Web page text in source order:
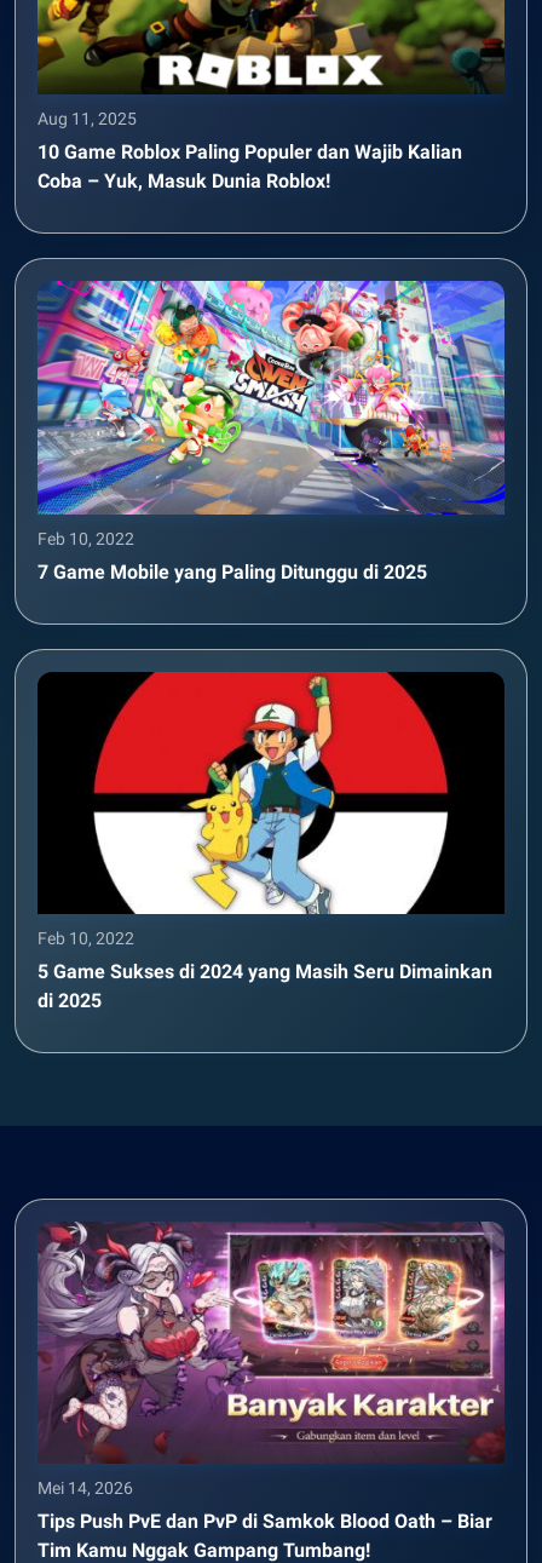
Aug 11, 2025
10 Game Roblox Paling Populer dan Wajib Kalian
Coba – Yuk, Masuk Dunia Roblox!
Feb 10, 2022
7 Game Mobile yang Paling Ditunggu di 2025
Feb 10, 2022
5 Game Sukses di 2024 yang Masih Seru Dimainkan
di 2025
Mei 14, 2026
Tips Push PvE dan PvP di Samkok Blood Oath – Biar
Tim Kamu Nggak Gampang Tumbang!